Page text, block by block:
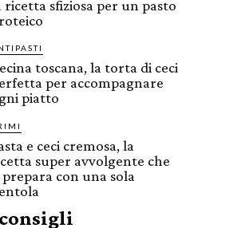
ricetta sfiziosa per un pasto
toscana, la torta di ceci
per accompagnare
piatto
e ceci cremosa, la
super avvolgente che
prepara con una sola